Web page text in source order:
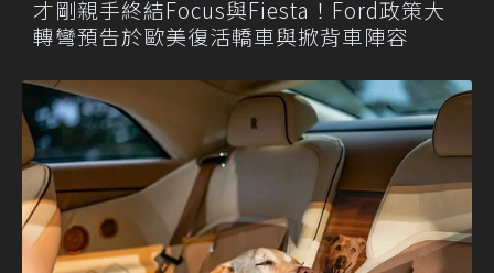
才剛親手終結Focus與Fiesta！Ford政策大
轉彎預告於歐美復活轎車與掀背車陣容